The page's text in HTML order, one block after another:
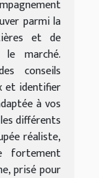
parmi la
et de
le marché.
conseils
et identifier
à vos
différents
réaliste,
fortement
prisé pour